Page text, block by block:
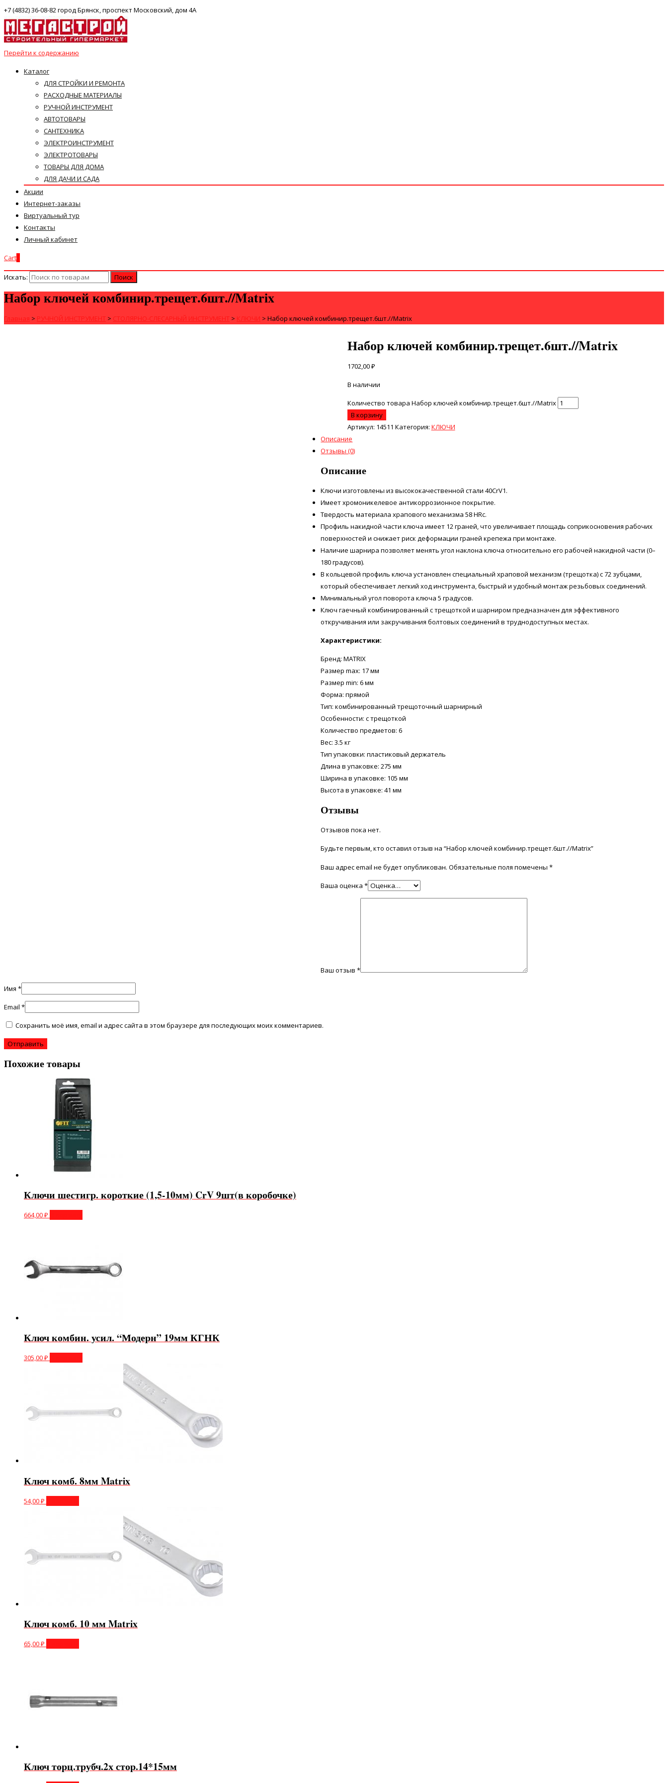
+7 (4832) 36-08-82 город Брянск, проспект Московский, дом 4А
Перейти к содержанию
Каталог
ДЛЯ СТРОЙКИ И РЕМОНТА
РАСХОДНЫЕ МАТЕРИАЛЫ
РУЧНОЙ ИНСТРУМЕНТ
АВТОТОВАРЫ
САНТЕХНИКА
ЭЛЕКТРОИНСТРУМЕНТ
ЭЛЕКТРОТОВАРЫ
ТОВАРЫ ДЛЯ ДОМА
ДЛЯ ДАЧИ И САДА
Акции
Интернет-заказы
Виртуальный тур
Контакты
Личный кабинет
Cart
Искать:
Набор ключей комбинир.трещет.6шт.//Matrix
Главная > РУЧНОЙ ИНСТРУМЕНТ > СТОЛЯРНО-СЛЕСАРНЫЙ ИНСТРУМЕНТ > КЛЮЧИ > Набор ключей комбинир.трещет.6шт.//Matrix
Набор ключей комбинир.трещет.6шт.//Matrix
1702,00₽
В наличии
Количество товара Набор ключей комбинир.трещет.6шт.//Matrix
В корзину
Артикул: 14511 Категория: КЛЮЧИ
Описание
Отзывы (0)
Описание
Ключи изготовлены из высококачественной стали 40CrV1.
Имеет хромоникелевое антикоррозионное покрытие.
Твердость материала храпового механизма 58 HRс.
Профиль накидной части ключа имеет 12 граней, что увеличивает площадь соприкосновения рабочих
поверхностей и снижает риск деформации граней крепежа при монтаже.
Наличие шарнира позволяет менять угол наклона ключа относительно его рабочей накидной части (0–
180 градусов).
В кольцевой профиль ключа установлен специальный храповой механизм (трещотка) с 72 зубцами,
который обеспечивает легкий ход инструмента, быстрый и удобный монтаж резьбовых соединений.
Минимальный угол поворота ключа 5 градусов.
Ключ гаечный комбинированный с трещоткой и шарниром предназначен для эффективного
откручивания или закручивания болтовых соединений в труднодоступных местах.
Характеристики:
Бренд: MATRIX
Размер max: 17 мм
Размер min: 6 мм
Форма: прямой
Тип: комбинированный трещоточный шарнирный
Особенности: с трещоткой
Количество предметов: 6
Вес: 3.5 кг
Тип упаковки: пластиковый держатель
Длина в упаковке: 275 мм
Ширина в упаковке: 105 мм
Высота в упаковке: 41 мм
Отзывы
Отзывов пока нет.
Будьте первым, кто оставил отзыв на “Набор ключей комбинир.трещет.6шт.//Matrix”
Ваш адрес email не будет опубликован. Обязательные поля помечены*
Ваша оценка*
Ваш отзыв*
Имя *
Email *
Сохранить моё имя, email и адрес сайта в этом браузере для последующих моих комментариев.
Похожие товары
Ключи шестигр. короткие (1,5-10мм) CrV 9шт(в коробочке)
664,00₽
Ключ комбин. усил. “Модерн” 19мм КГНК
305,00₽
Ключ комб. 8мм Matrix
54,00₽
Ключ комб. 10 мм Matrix
65,00₽
Ключ торц.трубч.2х стор.14*15мм